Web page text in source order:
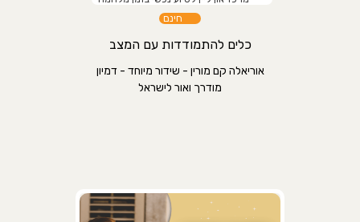
חינם
כלים להתמודדות עם המצב
אוריאלה קם מורין - שידור מיוחד - דמיון
מודרך ואור לישראל